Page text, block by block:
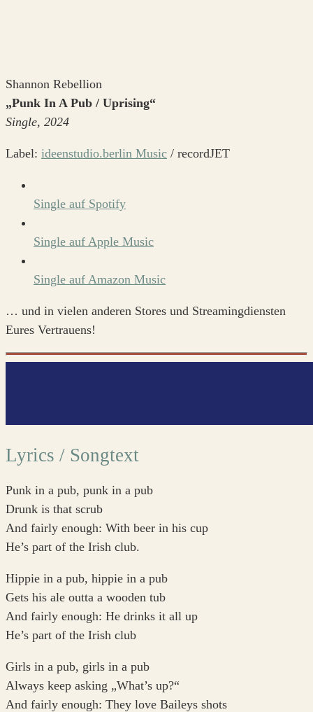
Shannon Rebellion
„Punk In A Pub / Uprising“
Single, 2024
Label: ideenstudio.berlin Music / recordJET
Single auf Spotify
Single auf Apple Music
Single auf Amazon Music
… und in vielen anderen Stores und Streamingdiensten
Eures Vertrauens!
Lyrics / Songtext
Punk in a pub, punk in a pub
Drunk is that scrub
And fairly enough: With beer in his cup
He’s part of the Irish club.
Hippie in a pub, hippie in a pub
Gets his ale outta a wooden tub
And fairly enough: He drinks it all up
He’s part of the Irish club
Girls in a pub, girls in a pub
Always keep asking „What’s up?“
And fairly enough: They love Baileys shots